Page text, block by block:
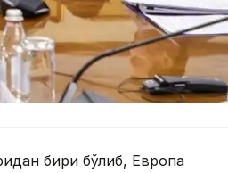
бири бўлиб, Европа